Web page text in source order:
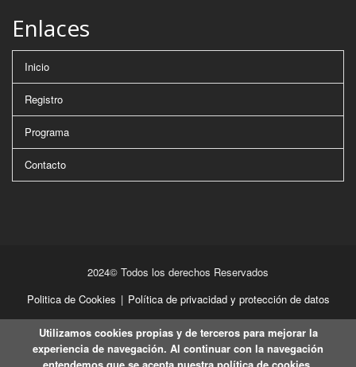
Enlaces
Inicio
Registro
Programa
Contacto
2024© Todos los derechos Reservados
Politica de Cookies | Política de privacidad y protección de datos
Utilizamos cookies propias y de terceros para mejorar la
experiencia de navegación. Al continuar con la navegación